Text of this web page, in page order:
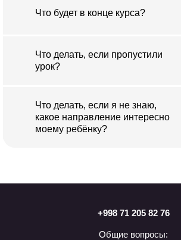
Что будет в конце курса?
Что делать, если пропустили
урок?
Что делать, если я не знаю,
какое направление интересно
моему ребёнку?
+998 71 205 82 76
Общие вопросы: